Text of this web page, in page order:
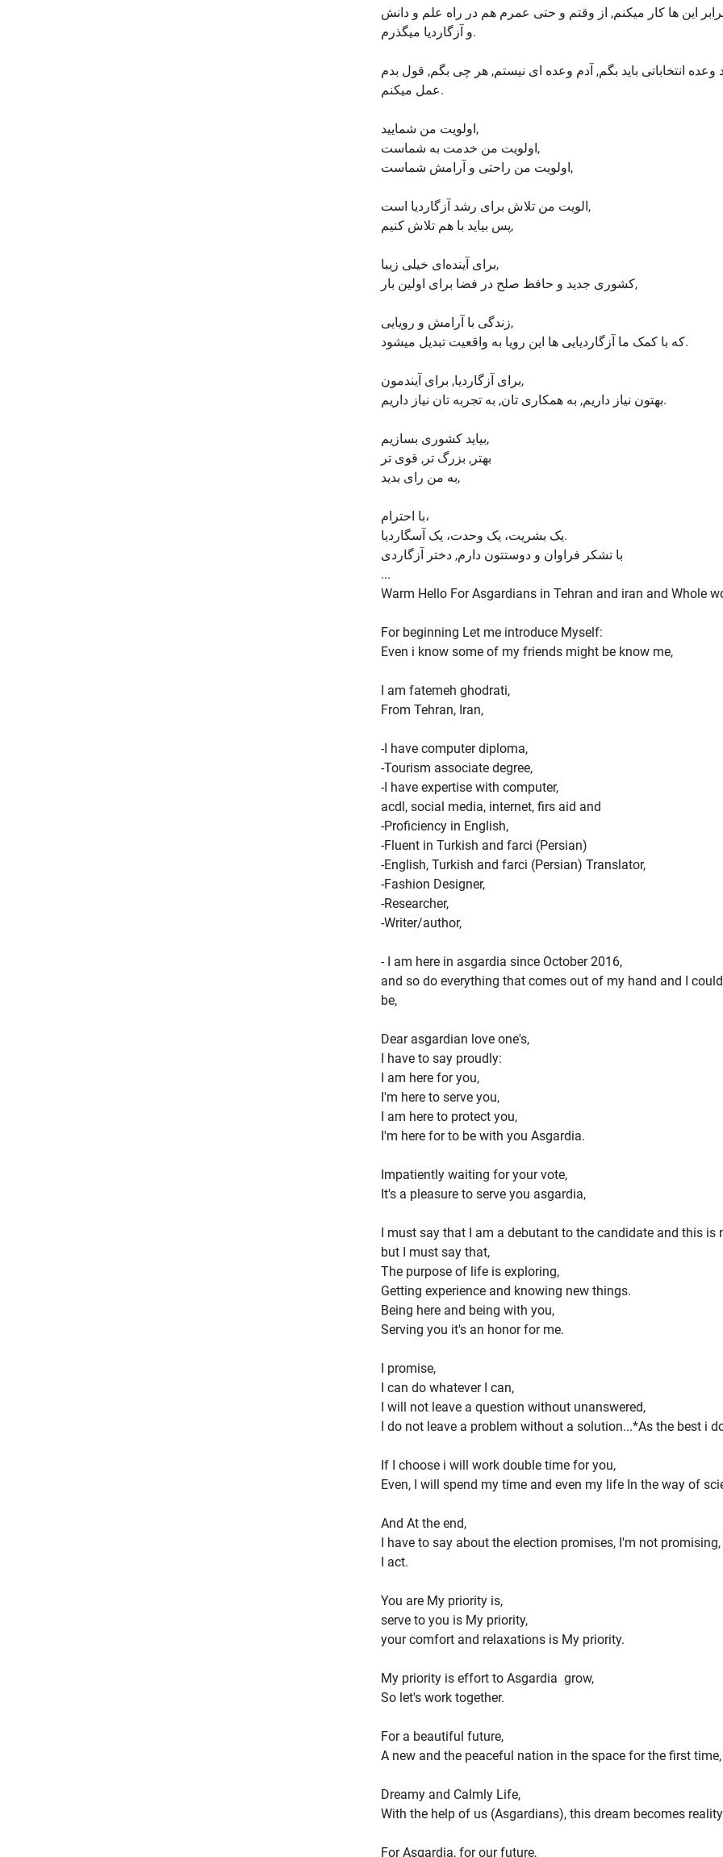
این ها کار میکنم, از وقتم و حتی عمرم هم در راه علم و دانش
و آزگاردیا میگذرم.
عمل میکنم.
اولویت من شمایید,
اولویت من خدمت به شماست,
اولویت من راحتی و آرامش شماست,
الویت من تلاش برای رشد آزگاردیا است,
پس بیاید با هم تلاش کنیم,
برای آینده‌ای خیلی زیبا,
کشوری جدید و حافظ صلح در فضا برای اولین بار,
زندگی با آرامش و رویایی,
که با کمک ما آزگاردیایی ها این رویا به واقعیت تبدیل میشود.
برای آزگاردیا, برای آیندمون,
بهتون نیاز داریم, به همکاری تان, به تجربه تان نیاز داریم.
بیاید کشوری بسازیم,
بهتر, بزرگ تر, قوی تر
به من رای بدید,
با احترام،
یک بشریت، یک وحدت، یک آسگاردیا.
با تشکر فراوان و دوستتون دارم, دختر آزگاردی
...
Warm Hello For Asgardians in Tehran and iran and Whole
For beginning Let me introduce Myself:
Even i know some of my friends might be know me,
I am fatemeh ghodrati,
From Tehran, Iran,
-I have computer diploma,
-Tourism associate degree,
-I have expertise with computer,
acdl, social media, internet, firs aid and
-Proficiency in English,
-Fluent in Turkish and farci (Persian)
-English, Turkish and farci (Persian) Translator,
-Fashion Designer,
-Researcher,
-Writer/author,
- I am here in asgardia since October 2016,
and so do everything that comes out of my hand and I
be,
Dear asgardian love one's,
I have to say proudly:
I am here for you,
I'm here to serve you,
I am here to protect you,
I'm here for to be with you Asgardia.
Impatiently waiting for your vote,
It's a pleasure to serve you asgardia,
I must say that I am a debutant to the candidate and this is
but I must say that,
The purpose of life is exploring,
Getting experience and knowing new things.
Being here and being with you,
Serving you it's an honor for me.
I promise,
I can do whatever I can,
I will not leave a question without unanswered,
I do not leave a problem without a solution...*As the best i
If I choose i will work double time for you,
Even, I will spend my time and even my life In the way of
And At the end,
I have to say about the election promises, I'm not
I act.
You are My priority is,
serve to you is My priority,
your comfort and relaxations is My priority.
My priority is effort to Asgardia grow,
So let's work together.
For a beautiful future,
A new and the peaceful nation in the space for the first time,
Dreamy and Calmly Life,
With the help of us (Asgardians), this dream becomes
For Asgardia, for our future,